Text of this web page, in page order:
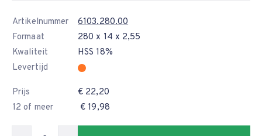
Artikelnummer
6103.280.00
Formaat
280 x 14 x 2,55
Kwaliteit
HSS 18%
Levertijd
Prijs
€ 22,20
12 of meer
€ 19,98